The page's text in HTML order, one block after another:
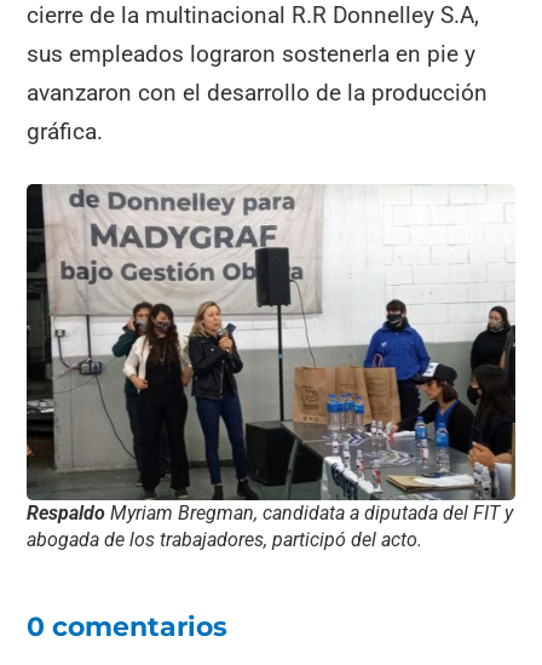
cierre de la multinacional R.R Donnelley S.A,
sus empleados lograron sostenerla en pie y
avanzaron con el desarrollo de la producción
gráfica.
Respaldo Myriam Bregman, candidata a diputada del FIT y
abogada de los trabajadores, participó del acto.
0 comentarios